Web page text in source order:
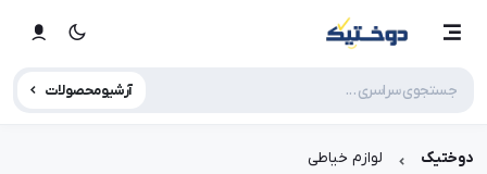
آرشیو محصولات
دوختیک لوازم خیاطی